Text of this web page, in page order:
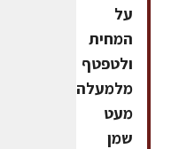
על
המחית
ולטפטף
מלמעלה
מעט
שמן